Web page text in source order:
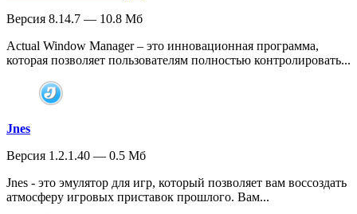
Версия 8.14.7 — 10.8 Мб
Actual Window Manager – это инновационная программа,
которая позволяет пользователям полностью контролировать...
Jnes
Версия 1.2.1.40 — 0.5 Мб
Jnes - это эмулятор для игр, который позволяет вам воссоздать
атмосферу игровых приставок прошлого. Вам...